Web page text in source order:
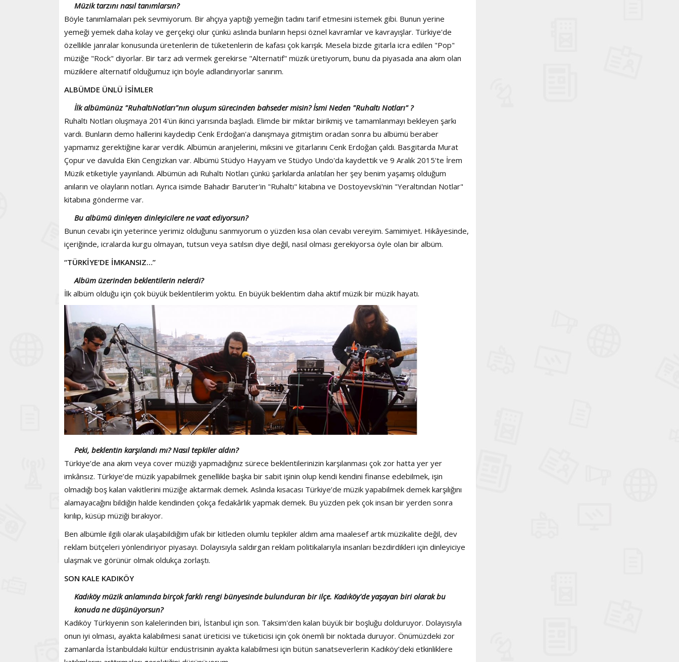
Müzik tarzını nasıl tanımlarsın?
Böyle tanımlamaları pek sevmiyorum. Bir ahçıya yaptığı yemeğin tadını tarif etmesini istemek gibi. Bunun yerine
yemeği yemek daha kolay ve gerçekçi olur çünkü aslında bunların hepsi öznel kavramlar ve kavrayışlar. Türkiye'de
özellikle janralar konusunda üretenlerin de tüketenlerin de kafası çok karışık. Mesela bizde gitarla icra edilen "Pop"
müziğe "Rock" diyorlar. Bir tarz adı vermek gerekirse "Alternatif" müzik üretiyorum, bunu da piyasada ana akım olan
müziklere alternatif olduğumuz için böyle adlandırıyorlar sanırım.
ALBÜMDE ÜNLÜ İSİMLER
İlk albümünüz "RuhaltıNotları"nın oluşum sürecinden bahseder misin? İsmi Neden "Ruhaltı Notları" ?
Ruhaltı Notları oluşmaya 2014'ün ikinci yarısında başladı. Elimde bir miktar birikmiş ve tamamlanmayı bekleyen şarkı
vardı. Bunların demo hallerini kaydedip Cenk Erdoğan'a danışmaya gitmiştim oradan sonra bu albümü beraber
yapmamız gerektiğine karar verdik. Albümün aranjelerini, miksini ve gitarlarını Cenk Erdoğan çaldı. Basgitarda Murat
Çopur ve davulda Ekin Cengizkan var. Albümü Stüdyo Hayyam ve Stüdyo Undo'da kaydettik ve 9 Aralık 2015'te İrem
Müzik etiketiyle yayınlandı. Albümün adı Ruhaltı Notları çünkü şarkılarda anlatılan her şey benim yaşamış olduğum
anıların ve olayların notları. Ayrıca isimde Bahadır Baruter'in "Ruhaltı" kitabına ve Dostoyevski'nin "Yeraltından Notlar"
kitabına gönderme var.
Bu albümü dinleyen dinleyicilere ne vaat ediyorsun?
Bunun cevabı için yeterince yerimiz olduğunu sanmıyorum o yüzden kısa olan cevabı vereyim. Samimiyet. Hikâyesinde,
içeriğinde, icralarda kurgu olmayan, tutsun veya satılsın diye değil, nasıl olması gerekiyorsa öyle olan bir albüm.
“TÜRKİYE’DE İMKANSIZ…”
Albüm üzerinden beklentilerin nelerdi?
İlk albüm olduğu için çok büyük beklentilerim yoktu. En büyük beklentim daha aktif müzik bir müzik hayatı.
Peki, beklentin karşılandı mı? Nasıl tepkiler aldın?
Türkiye’de ana akım veya cover müziği yapmadığınız sürece beklentilerinizin karşılanması çok zor hatta yer yer
imkânsız. Türkiye’de müzik yapabilmek genellikle başka bir sabit işinin olup kendi kendini finanse edebilmek, işin
olmadığı boş kalan vakitlerini müziğe aktarmak demek. Aslında kısacası Türkiye’de müzik yapabilmek demek karşılığını
alamayacağını bildiğin halde kendinden çokça fedakârlık yapmak demek. Bu yüzden pek çok insan bir yerden sonra
kırılıp, küsüp müziği bırakıyor.
Ben albümle ilgili olarak ulaşabildiğim ufak bir kitleden olumlu tepkiler aldım ama maalesef artık müzikalite değil, dev
reklam bütçeleri yönlendiriyor piyasayı. Dolayısıyla saldırgan reklam politikalarıyla insanları bezdirdikleri için dinleyiciye
ulaşmak ve görünür olmak oldukça zorlaştı.
SON KALE KADIKÖY
Kadıköy müzik anlamında birçok farklı rengi bünyesinde bulunduran bir ilçe. Kadıköy'de yaşayan biri olarak bu
konuda ne düşünüyorsun?
Kadıköy Türkiyenin son kalelerinden biri, İstanbul için son. Taksim'den kalan büyük bir boşluğu dolduruyor. Dolayısıyla
onun iyi olması, ayakta kalabilmesi sanat üreticisi ve tüketicisi için çok önemli bir noktada duruyor. Önümüzdeki zor
zamanlarda İstanbuldaki kültür endüstrisinin ayakta kalabilmesi için bütün sanatseverlerin Kadıköy’deki etkinliklere